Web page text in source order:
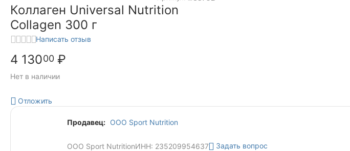
Коллаген Universal Nutrition
Collagen 300 г
Написать отзыв
4 13000 ₽
Нет в наличии
Отложить
Продавец: ООО Sport Nutrition
ООО Sport NutritionИНН: 235209954637 Задать вопрос